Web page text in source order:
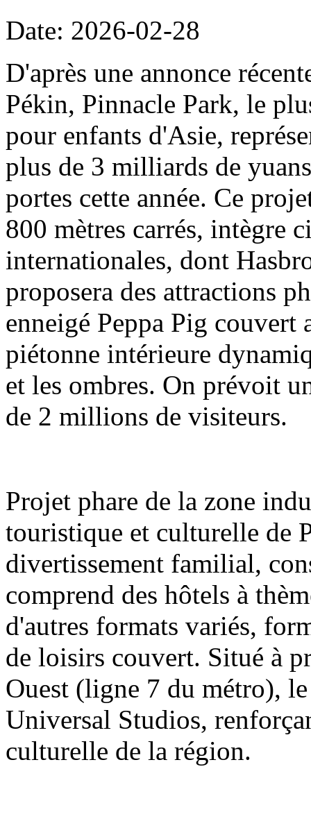
Date: 2026-02-28
D'après une annonce
Pékin, Pinnacle Park, le
pour enfants d'Asie,
plus de 3 milliards de
portes cette année. Ce
800 mètres carrés, intègre
internationales, dont
proposera des attractions
enneigé Peppa Pig couvert
piétonne intérieure
et les ombres. On prévoit
de 2 millions de visiteurs.
Projet phare de la zone
touristique et culturelle de
divertissement familial,
comprend des hôtels à
d'autres formats variés,
de loisirs couvert. Situé à
Ouest (ligne 7 du métro),
Universal Studios,
culturelle de la région.